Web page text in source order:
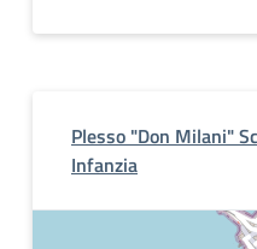
Plesso "Don Milani"
Infanzia